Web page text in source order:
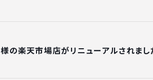
の楽天市場店がリニューアルされまし